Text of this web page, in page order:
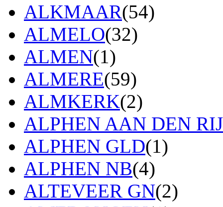
ALKMAAR(54)
ALMELO(32)
ALMEN(1)
ALMERE(59)
ALMKERK(2)
ALPHEN AAN DEN
ALPHEN GLD(1)
ALPHEN NB(4)
ALTEVEER GN(2)